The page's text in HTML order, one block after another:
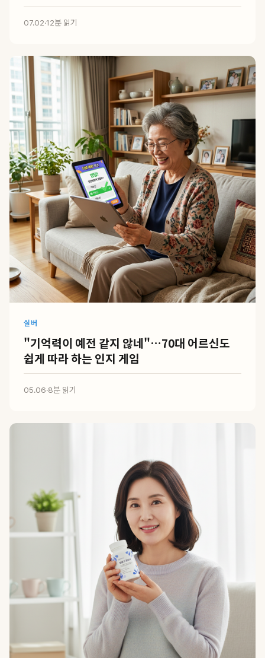
07.02·12분 읽기
실버
"기억력이 예전 같지 않네"…70대 어르신도
쉽게 따라 하는 인지 게임
05.06·8분 읽기